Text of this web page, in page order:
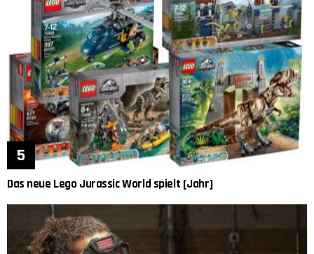
Das neue Lego Jurassic World spielt [Jahr]